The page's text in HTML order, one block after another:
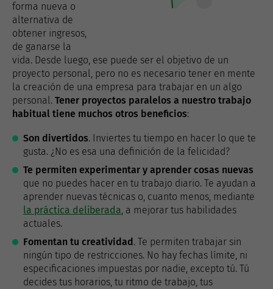
forma nueva o
alternativa de
obtener ingresos,
de ganarse la
vida. Desde luego, ese puede ser el objetivo de un
proyecto personal, pero no es necesario tener en mente
la creación de una empresa para trabajar en un algo
personal. Tener proyectos paralelos a nuestro trabajo
habitual tiene muchos otros beneficios:
Son divertidos. Inviertes tu tiempo en hacer lo que te
gusta. ¿No es esa una definición de la felicidad?
Te permiten experimentar y aprender cosas nuevas
que no puedes hacer en tu trabajo diario. Te ayudan a
aprender nuevas técnicas o, cuanto menos, mediante
la práctica deliberada, a mejorar tus habilidades
actuales.
Fomentan tu creatividad. Te permiten trabajar sin
ningún tipo de restricciones. No hay fechas límite, ni
especificaciones impuestas por nadie, excepto tú. Tú
decides tus horarios, tu ritmo de trabajo, tus